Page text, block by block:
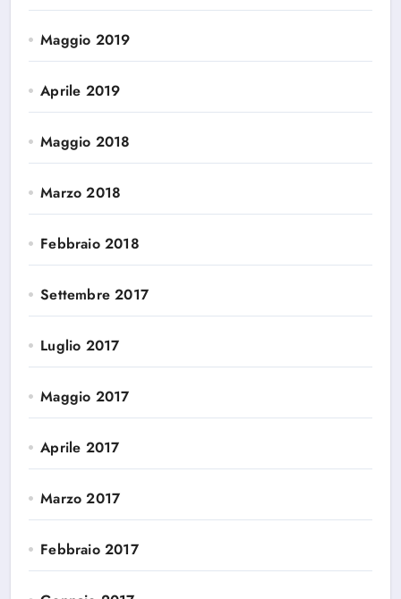
Maggio 2019
Aprile 2019
Maggio 2018
Marzo 2018
Febbraio 2018
Settembre 2017
Luglio 2017
Maggio 2017
Aprile 2017
Marzo 2017
Febbraio 2017